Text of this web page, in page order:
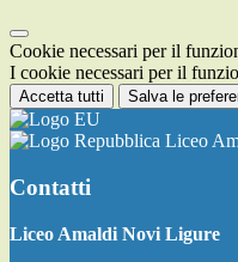
Cookie necessari per il
I cookie necessari per il
Accetta tutti Salva le
Liceo
Contatti
Liceo Amaldi Novi Ligure